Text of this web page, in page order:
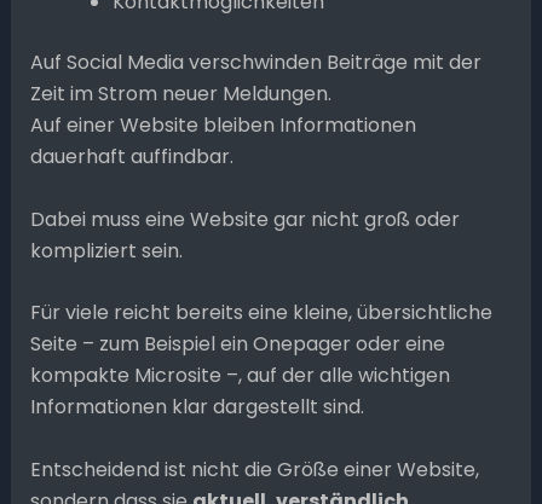
Auf Social Media verschwinden Beiträge mit der
Zeit im Strom neuer Meldungen.
Auf einer Website bleiben Informationen
dauerhaft auffindbar.
Dabei muss eine Website gar nicht groß oder
kompliziert sein.
Für viele reicht bereits eine kleine, übersichtliche
Seite – zum Beispiel ein Onepager oder eine
kompakte Microsite –, auf der alle wichtigen
Informationen klar dargestellt sind.
Entscheidend ist nicht die Größe einer Website,